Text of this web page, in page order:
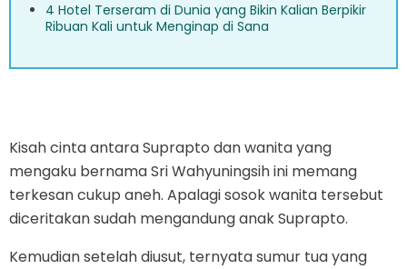
4 Hotel Terseram di Dunia yang Bikin Kalian Berpikir
Ribuan Kali untuk Menginap di Sana
Kisah cinta antara Suprapto dan wanita yang
mengaku bernama Sri Wahyuningsih ini memang
terkesan cukup aneh. Apalagi sosok wanita tersebut
diceritakan sudah mengandung anak Suprapto.
Kemudian setelah diusut, ternyata sumur tua yang